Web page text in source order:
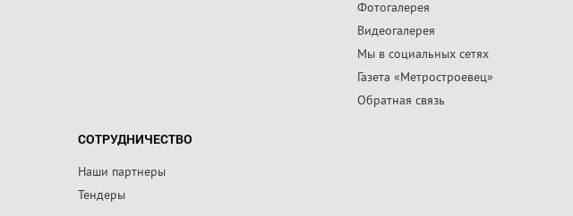
Фотогалерея
Видеогалерея
Мы в социальных сетях
Газета «Метростроевец»
Обратная связь
СОТРУДНИЧЕСТВО
Наши партнеры
Тендеры